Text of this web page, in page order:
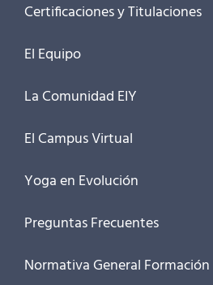
Certificaciones y Titulaciones
El Equipo
La Comunidad EIY
El Campus Virtual
Yoga en Evolución
Preguntas Frecuentes
Normativa General Formación